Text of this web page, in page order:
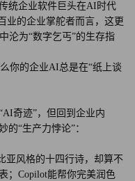
统企业软件巨头在AI时代
业的企业掌舵者而言，这更
沦为“数字乞丐”的生存指
你的企业AI总是在“纸上谈
奇迹”，但回到企业内
的“生产力悖论”：
亚风格的十四行诗，却算不
；Copilot能帮你完美润色